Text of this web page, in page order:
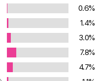
0.6%
1.4%
3.0%
7.8%
4.7%